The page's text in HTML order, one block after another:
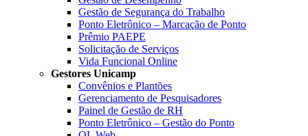
Gestão de Segurança do Trabalho
Ponto Eletrônico – Marcação de Ponto
Prêmio PAEPE
Solicitação de Serviços
Vida Funcional Online
Gestores Unicamp
Convênios e Plantões
Gerenciamento de Pesquisadores
Painel de Gestão de RH
Ponto Eletrônico – Gestão do Ponto